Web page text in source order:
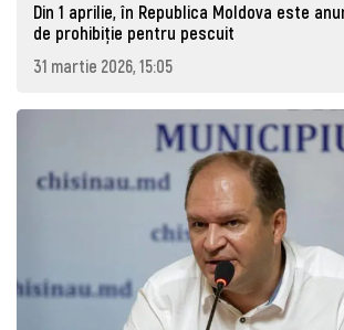
Din 1 aprilie, în Republica Moldova este
de prohibiţie pentru pescuit
31 martie 2026, 15:05